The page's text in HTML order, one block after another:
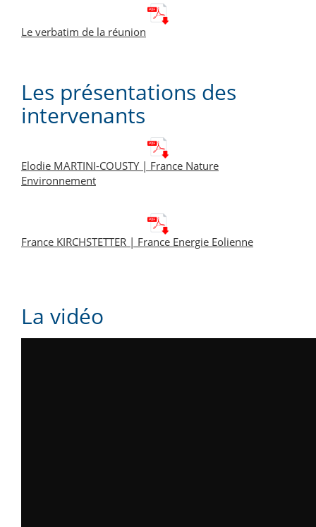
Le verbatim de la réunion
Les présentations des
intervenants
Elodie MARTINI-COUSTY | France Nature
Environnement
France KIRCHSTETTER | France Energie Eolienne
La vidéo